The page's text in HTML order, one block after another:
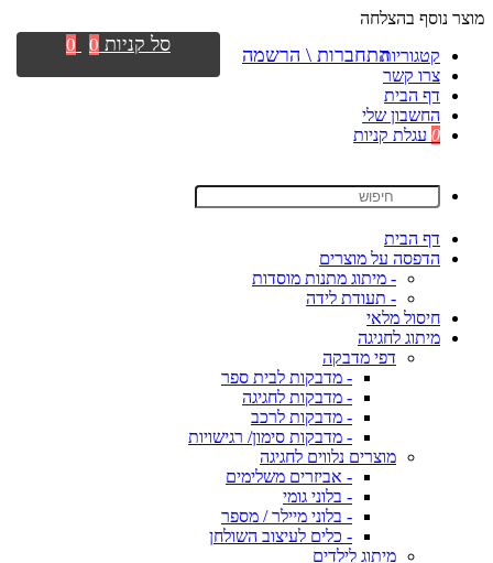
מוצר נוסף בהצלחה
קטגוריות
צרו קשר
דף הבית
החשבון שלי
0 עגלת קניות
דף הבית
הדפסה על מוצרים
- מיתוג מתנות מוסדות
- תעודת לידה
חיסול מלאי
מיתוג לחגיגה
דפי מדבקה
- מדבקות לבית ספר
- מדבקות לחגיגה
- מדבקות לרכב
- מדבקות סימון/ רגישויות
מוצרים נלווים לחגיגה
- אביזרים משלימים
- בלוני גומי
- בלוני מיילר / מספר
- כלים לעיצוב השולחן
מיתוג לילדים
התחברות \ הרשמה סל קניות 0
0